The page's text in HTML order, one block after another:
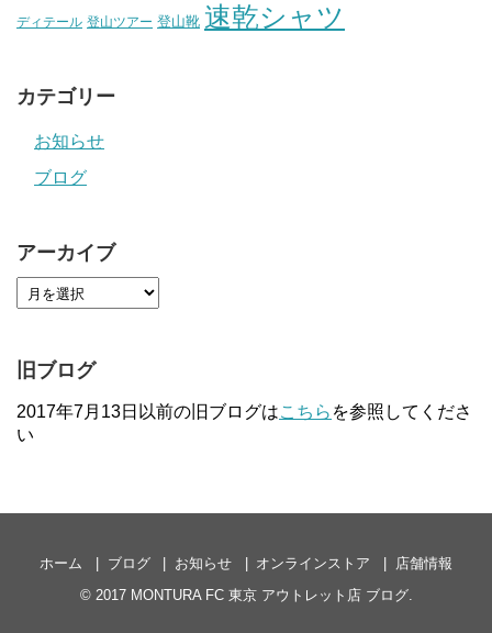
ディテール 登山ツアー 登山靴 速乾シャツ
カテゴリー
お知らせ
ブログ
アーカイブ
旧ブログ
2017年7月13日以前の旧ブログはこちら を参照してくださ
い
ホーム ブログ お知らせ オンラインストア
店舗情報
© 2017 MONTURA FC 東京 アウトレット店 ブログ.